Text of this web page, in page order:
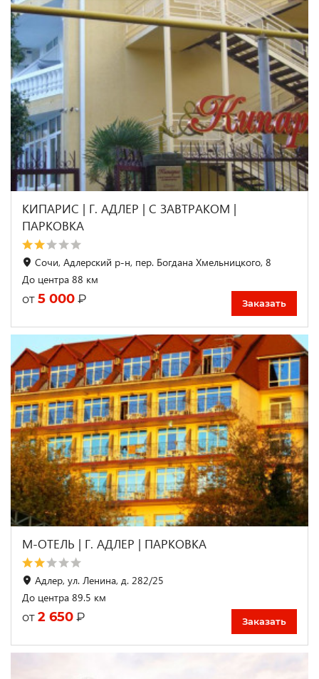
КИПАРИС | Г. АДЛЕР | С ЗАВТРАКОМ |
ПАРКОВКА
Сочи, Адлерский р-н, пер. Богдана Хмельницкого, 8
До центра 88 км
от 5 000 ₽ Заказать
М-ОТЕЛЬ | Г. АДЛЕР | ПАРКОВКА
Адлер, ул. Ленина, д. 282/25
До центра 89.5 км
от 2 650 ₽ Заказать